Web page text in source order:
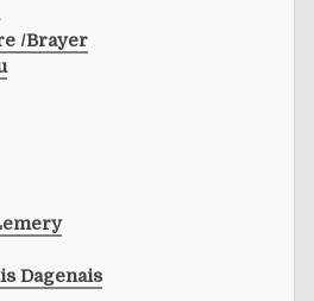
/brayer
Dagenais